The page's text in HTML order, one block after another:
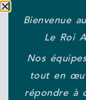
Bienvenue
Le Roi
Nos
tout en
répondre à